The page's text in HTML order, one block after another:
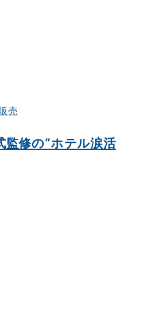
監修の“ホテル涙活